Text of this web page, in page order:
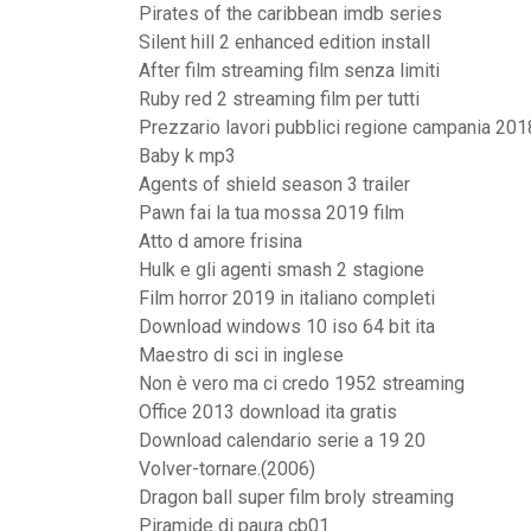
Pirates of the caribbean imdb series
Silent hill 2 enhanced edition install
After film streaming film senza limiti
Ruby red 2 streaming film per tutti
Prezzario lavori pubblici regione campania
Baby k mp3
Agents of shield season 3 trailer
Pawn fai la tua mossa 2019 film
Atto d amore frisina
Hulk e gli agenti smash 2 stagione
Film horror 2019 in italiano completi
Download windows 10 iso 64 bit ita
Maestro di sci in inglese
Non è vero ma ci credo 1952 streaming
Office 2013 download ita gratis
Download calendario serie a 19 20
Volver-tornare.(2006)
Dragon ball super film broly streaming
Piramide di paura cb01